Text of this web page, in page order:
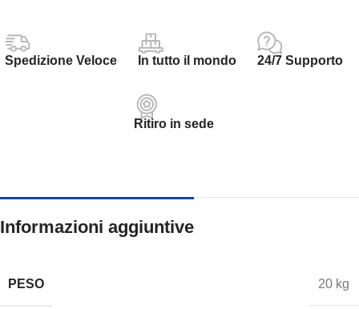
Spedizione Veloce In tutto il mondo 24/7 Supporto
Ritiro in sede
Informazioni aggiuntive
PESO 20 kg